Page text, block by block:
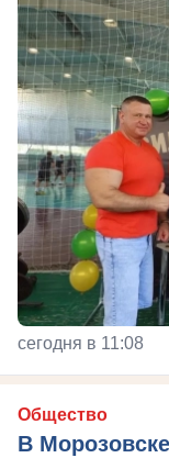
сегодня в 11:08
Общество
В